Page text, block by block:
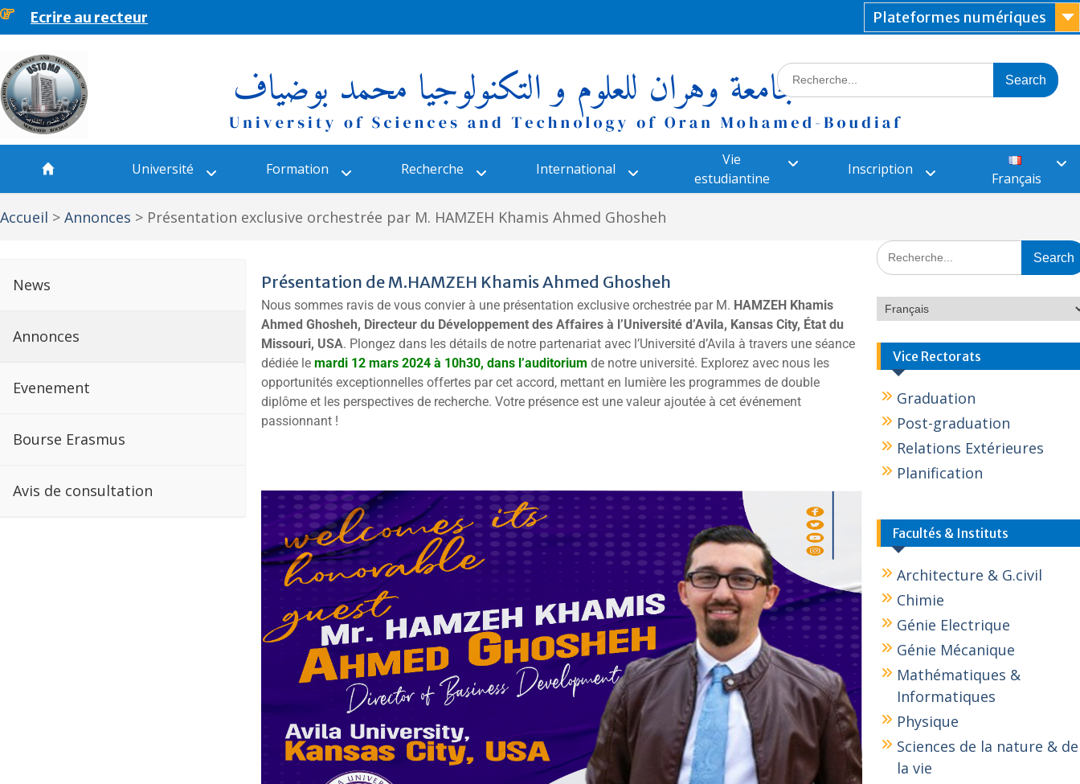
principalEcrire au recteur Plateformes numériques
Université Formation Recherche International
Vie
estudiantine
Inscription
Français
Accueil > Annonces > Présentation exclusive orchestrée par M. HAMZEH Khamis Ahmed Ghosheh
News
Annonces
Evenement
Bourse Erasmus
Avis de consultation
Présentation de M.HAMZEH Khamis Ahmed Ghosheh
Nous sommes ravis de vous convier à une présentation exclusive orchestrée par M. HAMZEH Khamis
Ahmed Ghosheh, Directeur du Développement des Affaires à l’Université d’Avila, Kansas City, État du
Missouri, USA. Plongez dans les détails de notre partenariat avec l’Université d’Avila à travers une séance
dédiée le mardi 12 mars 2024 à 10h30, dans l’auditorium de notre université. Explorez avec nous les
opportunités exceptionnelles offertes par cet accord, mettant en lumière les programmes de double
diplôme et les perspectives de recherche. Votre présence est une valeur ajoutée à cet événement
passionnant !
Vice Rectorats
Graduation
Post-graduation
Relations Extérieures
Planification
Facultés & Instituts
Architecture & G.civil
Chimie
Génie Electrique
Génie Mécanique
Mathématiques &
Informatiques
Physique
Sciences de la nature & de
la vie